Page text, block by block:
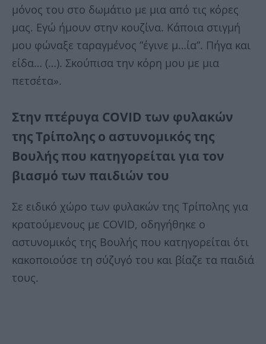
μόνος του στο δωμάτιο με μια από τις κόρες
μας. Εγώ ήμουν στην κουζίνα. Κάποια στιγμή
μου φώναξε ταραγμένος ”έγινε μ…ία”. Πήγα και
είδα… (…). Σκούπισα την κόρη μου με μια
πετσέτα».
Στην πτέρυγα COVID των φυλακών
της Τρίπολης ο αστυνομικός της
Βουλής που κατηγορείται για τον
βιασμό των παιδιών του
Σε ειδικό χώρο των φυλακών της Τρίπολης για
κρατούμενους με COVID, οδηγήθηκε ο
αστυνομικός της Βουλής που κατηγορείται ότι
κακοποιούσε τη σύζυγό του και βίαζε τα παιδιά
τους.